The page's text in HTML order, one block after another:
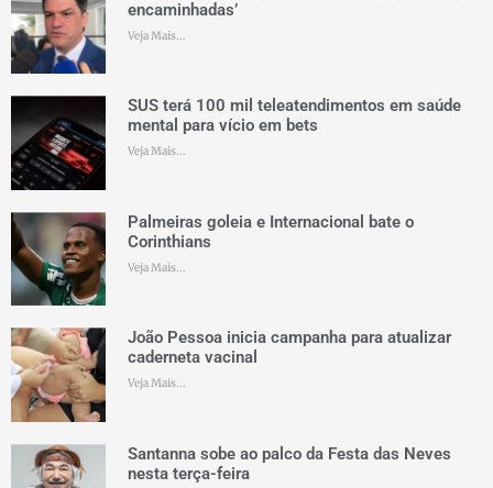
encaminhadas’
Veja Mais...
SUS terá 100 mil teleatendimentos em saúde
mental para vício em bets
Veja Mais...
Palmeiras goleia e Internacional bate o
Corinthians
Veja Mais...
João Pessoa inicia campanha para atualizar
caderneta vacinal
Veja Mais...
Santanna sobe ao palco da Festa das Neves
nesta terça-feira